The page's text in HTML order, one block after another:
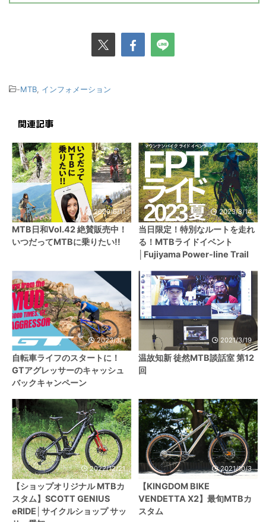
-MTB インフォメーション
関連記事
2020/6/11
MTB日和Vol.42 絶賛販売中！
いつだってMTBに乗りたい!!
2023/8/14
当日限定！特別なルートを走れ
る！MTBライドイベント
│Fujiyama Power-line Trail
2023/3/1
自転車ライフのスタートに！
GTアグレッサーのキャッシュ
バックキャンペーン
2021/3/19
温故知新 徒然MTB談話室 第12
回
2022/12/21
【ショップオリジナル MTBカ
スタム】SCOTT GENIUS
eRIDE│サイクルショップ サッ
2021/10/3
【KINGDOM BIKE
VENDETTA X2】最旬MTBカ
スタム